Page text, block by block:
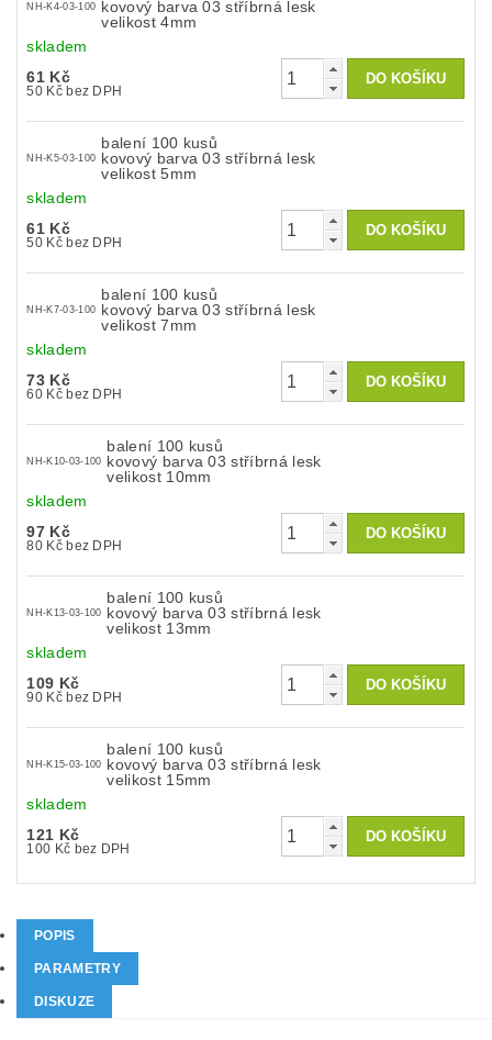
NH-K4-03-100 kovový barva 03 stříbrná lesk
velikost 4mm
skladem
61 Kč
50 Kč bez DPH
NH-K5-03-100
balení 100 kusů
kovový barva 03 stříbrná lesk
velikost 5mm
skladem
61 Kč
50 Kč bez DPH
NH-K7-03-100
balení 100 kusů
kovový barva 03 stříbrná lesk
velikost 7mm
skladem
73 Kč
60 Kč bez DPH
NH-K10-03-100
balení 100 kusů
kovový barva 03 stříbrná lesk
velikost 10mm
skladem
97 Kč
80 Kč bez DPH
NH-K13-03-100
balení 100 kusů
kovový barva 03 stříbrná lesk
velikost 13mm
skladem
109 Kč
90 Kč bez DPH
NH-K15-03-100
balení 100 kusů
kovový barva 03 stříbrná lesk
velikost 15mm
skladem
121 Kč
100 Kč bez DPH
POPIS
PARAMETRY
DISKUZE